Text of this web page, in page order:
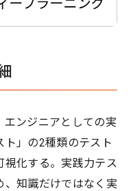
ンジニアとしての実
ト」の2種類のテスト
視化する。実践力テス
、知識だけではなく実